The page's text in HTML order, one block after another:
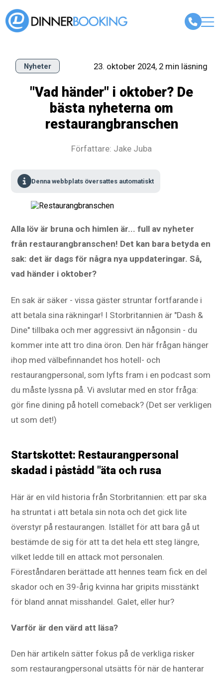
Nyheter 23. oktober 2024, 2 min läsning
"Vad händer" i oktober? De
bästa nyheterna om
restaurangbranschen
Författare: Jake Juba
Denna webbplats översattes automatiskt
Alla löv är bruna och himlen är... full av nyheter
från restaurangbranschen! Det kan bara betyda en
sak: det är dags för några nya uppdateringar. Så,
vad händer i oktober?
En sak är säker - vissa gäster struntar fortfarande i
att betala sina räkningar! I Storbritannien är "Dash &
Dine" tillbaka och mer aggressivt än någonsin - du
kommer inte att tro dina öron. Den här frågan hänger
ihop med välbefinnandet hos hotell- och
restaurangpersonal, som lyfts fram i en podcast som
du måste lyssna på. Vi avslutar med en stor fråga:
gör fine dining på hotell comeback? (Det ser verkligen
ut som det!)
Startskottet: Restaurangpersonal
skadad i påstådd "äta och rusa
Här är en vild historia från Storbritannien: ett par ska
ha struntat i att betala sin nota och det gick lite
överstyr på restaurangen. Istället för att bara gå ut
bestämde de sig för att ta det hela ett steg längre,
vilket ledde till en attack mot personalen.
Föreståndaren berättade att hennes team fick en del
skador och en 39-årig kvinna har gripits misstänkt
för bland annat misshandel. Galet, eller hur?
Varför är den värd att läsa?
Den här artikeln sätter fokus på de verkliga risker
som restaurangpersonal utsätts för när de hanterar